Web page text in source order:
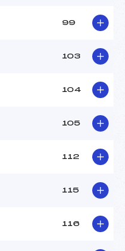
99
103
104
105
112
115
116